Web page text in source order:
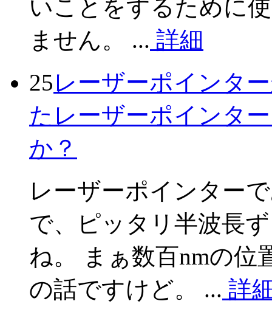
いことをするために
ません。 ... 詳細
25レーザーポインタ
たレーザーポインタ
か？
レーザーポインター
で、ピッタリ半波長
ね。 まぁ数百nmの位
の話ですけど。 ... 詳